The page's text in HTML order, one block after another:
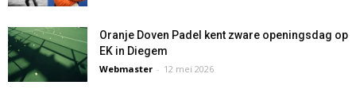
Oranje Doven Padel kent zware openingsdag op
EK in Diegem
Webmaster - 12 mei 2026